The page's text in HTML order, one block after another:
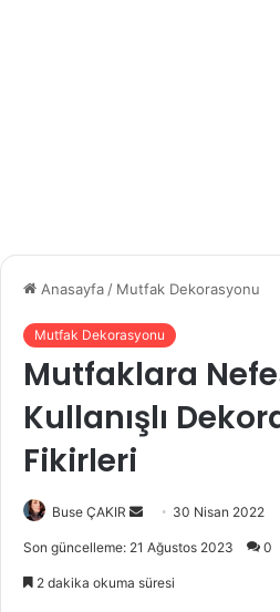
Anasayfa / Mutfak Dekorasyonu
Mutfak Dekorasyonu
Mutfaklara
Kullanışlı
Fikirleri
Buse ÇAKIR
e
30 Nisan 2022
Son güncelleme: 21 Ağustos 2023 0
2 dakika okuma süresi